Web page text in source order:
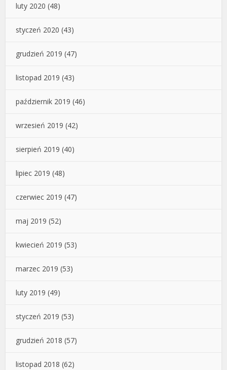
luty 2020 (48)
styczeń 2020 (43)
grudzień 2019 (47)
listopad 2019 (43)
październik 2019 (46)
wrzesień 2019 (42)
sierpień 2019 (40)
lipiec 2019 (48)
czerwiec 2019 (47)
maj 2019 (52)
kwiecień 2019 (53)
marzec 2019 (53)
luty 2019 (49)
styczeń 2019 (53)
grudzień 2018 (57)
listopad 2018 (62)